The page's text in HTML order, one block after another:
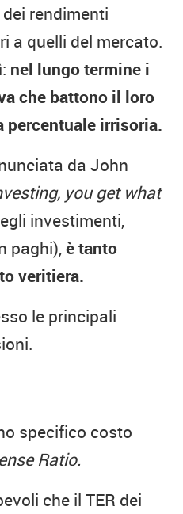
rendimenti
a quelli del mercato.
nel lungo termine i
che battono il loro
percentuale irrisoria.
da John
you get what
investimenti,
paghi),è tanto
veritiera.
le principali
specifico costo
Ratio.
che il TER dei